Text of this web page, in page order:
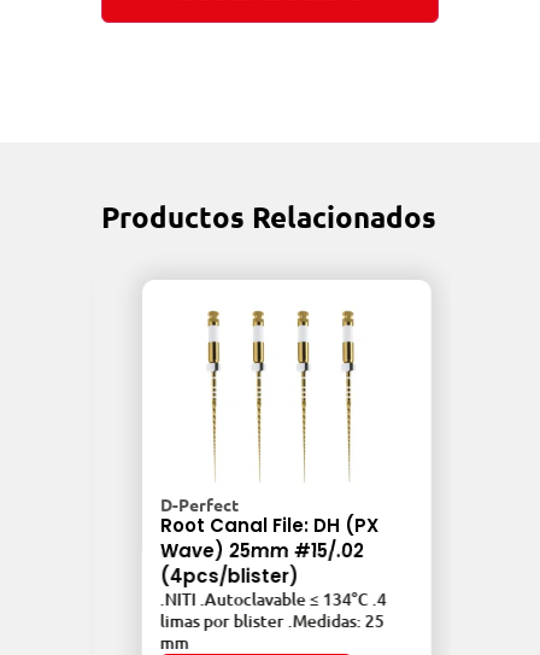
Productos Relacionados
D-Perfect
Root Canal File: DH (PX
Wave) 25mm #15/.02
(4pcs/blister)
.NITI .Autoclavable ≤ 134°C .4
limas por blister .Medidas: 25
mm